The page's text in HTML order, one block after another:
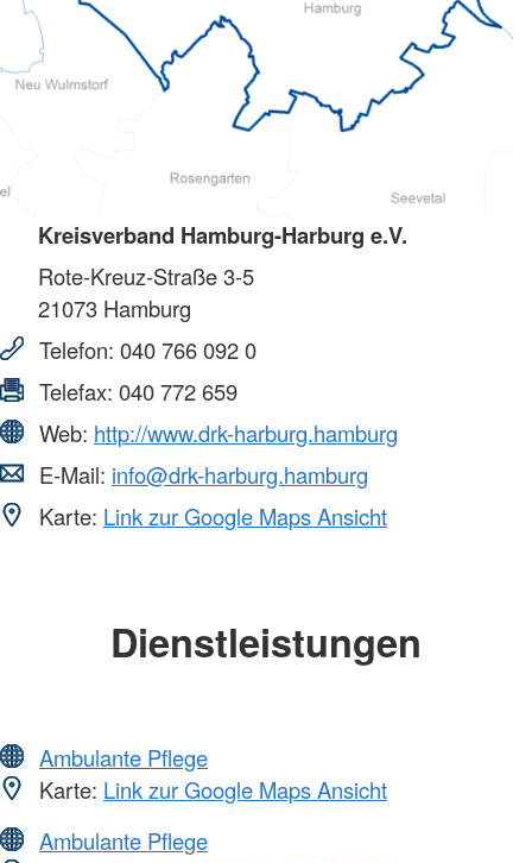
Kreisverband Hamburg-Harburg e.V.
Rote-Kreuz-Straße 3-5
21073 Hamburg
Telefon: 040 766 092 0
Telefax: 040 772 659
Web: http://www.drk-harburg.hamburg
E-Mail: info@drk-harburg.hamburg
Karte: Link zur Google Maps Ansicht
Dienstleistungen
Ambulante Pflege
Karte: Link zur Google Maps Ansicht
Ambulante Pflege